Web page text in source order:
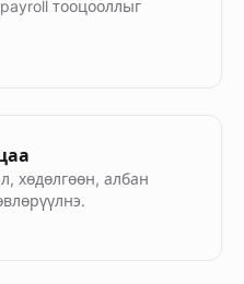
тооцооллыг
хөдөлгөөн, албан